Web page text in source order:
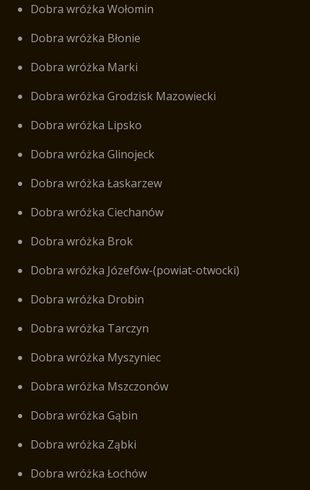
Dobra wróżka Wołomin
Dobra wróżka Błonie
Dobra wróżka Marki
Dobra wróżka Grodzisk Mazowiecki
Dobra wróżka Lipsko
Dobra wróżka Glinojeck
Dobra wróżka Łaskarzew
Dobra wróżka Ciechanów
Dobra wróżka Brok
Dobra wróżka Józefów-(powiat-otwocki)
Dobra wróżka Drobin
Dobra wróżka Tarczyn
Dobra wróżka Myszyniec
Dobra wróżka Mszczonów
Dobra wróżka Gąbin
Dobra wróżka Ząbki
Dobra wróżka Łochów